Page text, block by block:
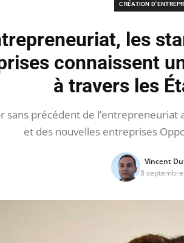
CRÉATION
les
connaissent
à travers les
sans précédent de
et des nouvelles entreprises
Vincent
8